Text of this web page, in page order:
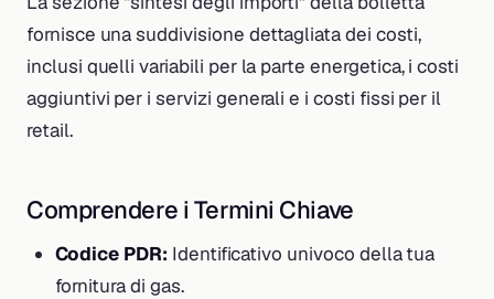
fornisce una suddivisione dettagliata dei costi,
inclusi quelli variabili per la parte energetica, i costi
aggiuntivi per i servizi generali e i costi fissi per il
retail.
Comprendere i Termini Chiave
Codice PDR: Identificativo univoco della tua
fornitura di gas.